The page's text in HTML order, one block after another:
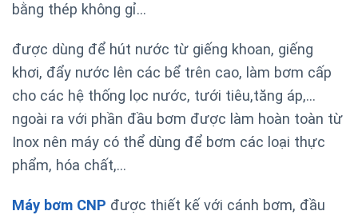
bằng thép không gỉ…
được dùng để hút nước từ giếng khoan, giếng
khơi, đẩy nước lên các bể trên cao, làm bơm cấp
cho các hệ thống lọc nước, tưới tiêu,tăng áp,…
ngoài ra với phần đầu bơm được làm hoàn toàn từ
Inox nên máy có thể dùng để bơm các loại thực
phẩm, hóa chất,…
Máy bơm CNP được thiết kế với cánh bơm, đầu